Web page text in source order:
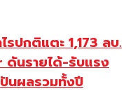
ปกติแตะ 1,173 ลบ.
นรายได้-รับแรง
นผลรวมทั้งปี